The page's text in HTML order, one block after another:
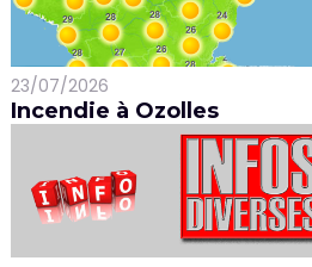
23/07/2026
Incendie à Ozolles